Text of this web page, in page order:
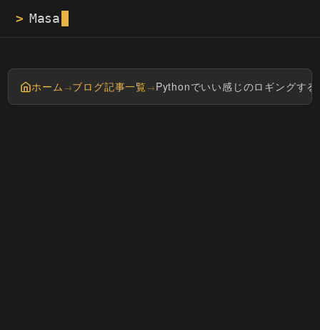
>
ホーム→ブログ記事一覧→Pythonでいい感じのロギングす